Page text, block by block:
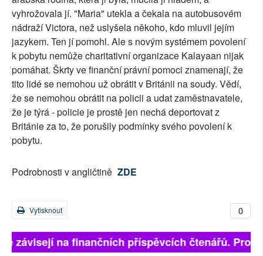
vyhrožovala jí. "Maria" utekla a čekala na autobusovém
nádraží Victora, než uslyšela někoho, kdo mluvil jejím
jazykem. Ten jí pomohl. Ale s novým systémem povolení
k pobytu nemůže charitativní organizace Kalayaan nijak
pomáhat. Škrty ve finanční právní pomoci znamenají, že
tito lidé se nemohou už obrátit v Británii na soudy. Vědí,
že se nemohou obrátit na policii a udat zaměstnavatele,
že je týrá - policie je prostě jen nechá deportovat z
Británie za to, že porušily podmínky svého povolení k
pobytu.
Podrobnosti v angličtině ZDE
0
Vytisknout
závisejí na finančních příspěvcích čtenářů.